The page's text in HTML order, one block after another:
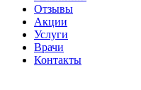
Отзывы
Акции
Услуги
Врачи
Контакты